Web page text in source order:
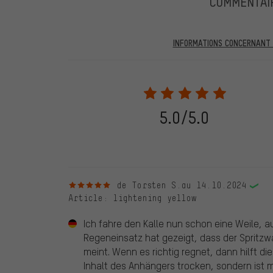
INFORMATIONS
partir du 28.05.2022, seules les évaluations vérifiées
être indiqué lors de l'évaluation du produit. Nous ne
de commande. Toutes les évaluations vérifiées sont
vérifiées jusqu'au 28.05.2022 et à partir du
évaluations de clients qui n'ont pas acheté chez
d'une coche verte. Nous publions toutes les
5.0/5.0
5 sur 5 étoilesde Torsten S. au 14.10.2024
Article : lightening yellow
Ich fahre den Kalle nun schon eine Weile,
Regeneinsatz hat gezeigt, dass der
meint. Wenn es richtig regnet, dann hilft
Inhalt des Anhängers trocken, sondern ist